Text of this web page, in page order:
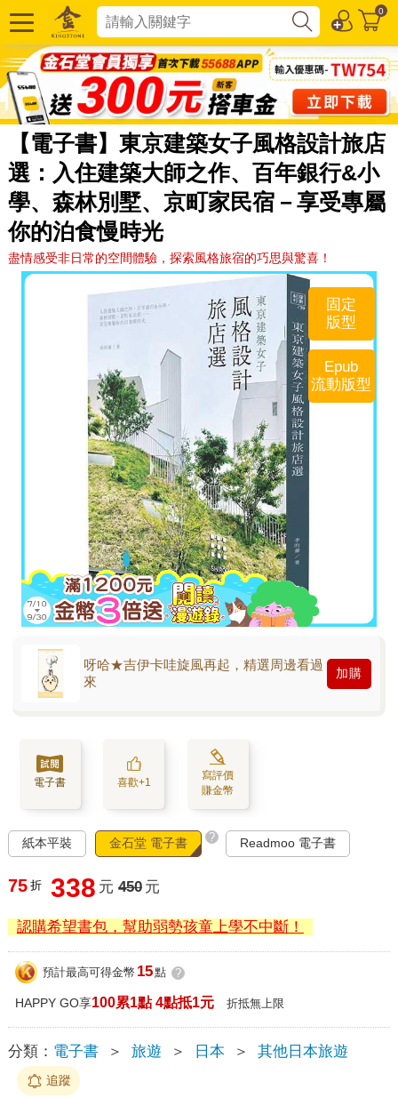
0
【電子書】東京建築女子風格設計旅店
選：入住建築大師之作、百年銀行&小
學、森林別墅、京町家民宿－享受專屬
你的泊食慢時光
盡情感受非日常的空間體驗，探索風格旅宿的巧思與驚喜！
固定
版型
Epub
流動版型
呀哈★吉伊卡哇旋風再起，精選周邊看過
來
加購
電子書 喜歡+1
寫評價
賺金幣
紙本平裝 金石堂 電子書 ? Readmoo 電子書
75 折 338 元 450 元
認購希望書包，幫助弱勢孩童上學不中斷！
預計最高可得金幣 15點 ?
HAPPY GO享100累1點 4點抵1元 折抵無上限
分類： 電子書 ＞ 旅遊 ＞ 日本 ＞ 其他日本旅遊
追蹤